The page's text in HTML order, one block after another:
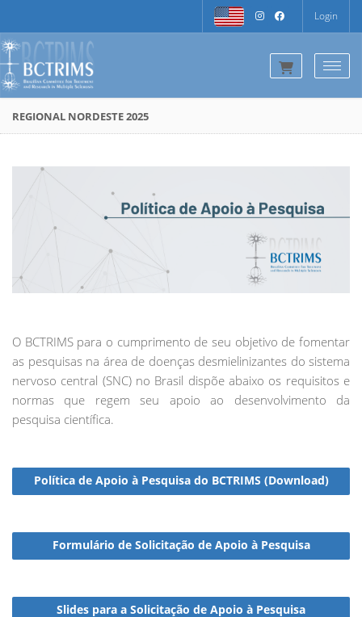
Login
REGIONAL NORDESTE 2025
O BCTRIMS para o cumprimento de seu objetivo de fomentar
as pesquisas na área de doenças desmielinizantes do sistema
nervoso central (SNC) no Brasil dispõe abaixo os requisitos e
normas que regem seu apoio ao desenvolvimento da
pesquisa científica.
Política de Apoio à Pesquisa do BCTRIMS (Download)
Formulário de Solicitação de Apoio à Pesquisa
Slides para a Solicitação de Apoio à Pesquisa